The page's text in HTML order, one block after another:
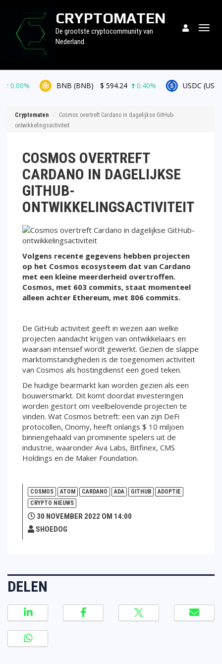
CRYPTOMATEN
De grootste cryptocommunity van
Nederland.
BNB (BNB) $594.24 0.40% USDC (USDC) $
Cryptomaten
Cosmos overtreft Cardano in dagelijkse GitHub-
ontwikkelingsactiviteit
COSMOS OVERTREFT
CARDANO IN DAGELIJKSE
GITHUB-
ONTWIKKELINGSACTIVITEIT
Volgens recente gegevens hebben projecten
op het Cosmos ecosysteem dat van Cardano
met een kleine meerderheid overtroffen.
Cosmos, met 603 commits, staat momenteel
alleen achter Ethereum, met 806 commits.
De GitHub activiteit geeft in wezen aan welke
projecten aandacht krijgen van ontwikkelaars en
waaraan intensief wordt gewerkt. Gezien de slappe
marktomstandigheden is de toegenomen activiteit
van Cosmos als hostingdienst een goed teken.
De huidige bearmarkt kan worden gezien als een
bouwersmarkt. Dit komt doordat investeringen
worden gestort om veelbelovende projecten te
vinden. Wat Cosmos betreft: een van zijn DeFi
protocollen, Onomy, heeft onlangs $ 10 miljoen
binnengehaald van prominente spelers uit de
industrie, waaronder Ava Labs, Bitfinex, CMS
Holdings en de Maker Foundation.
COSMOS ATOM CARDANO ADA GITHUB
ADOPTIE
CRYPTO NIEUWS
30 NOVEMBER 2022 OM 14:00
SHOEDOG
DELEN